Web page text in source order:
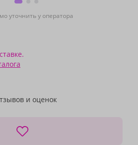
уточнить у оператора
и оценок